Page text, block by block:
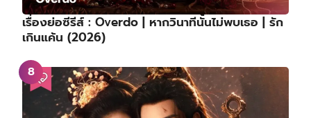
เรื่องย่อซีรีส์ : Overdo | หากวินาทีนั้นไม่พบเธอ | รัก
เกินแค้น (2026)